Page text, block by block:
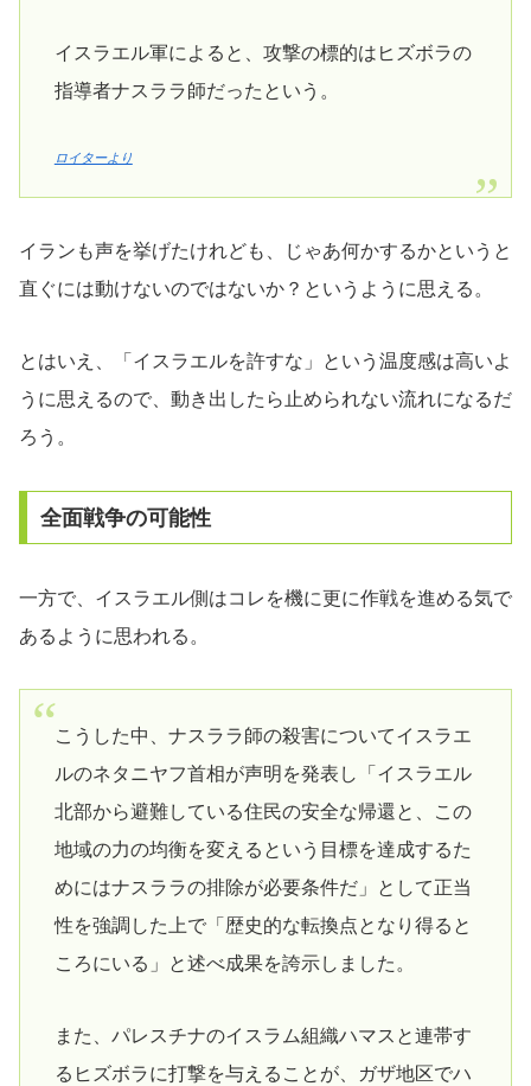
イスラエル軍によると、攻撃の標的はヒズボラの
指導者ナスララ師だったという。
ロイターより
イランも声を挙げたけれども、じゃあ何かするかというと
直ぐには動けないのではないか？というように思える。
とはいえ、「イスラエルを許すな」という温度感は高いよ
うに思えるので、動き出したら止められない流れになるだ
ろう。
全面戦争の可能性
一方で、イスラエル側はコレを機に更に作戦を進める気で
あるように思われる。
こうした中、ナスララ師の殺害についてイスラエ
ルのネタニヤフ首相が声明を発表し「イスラエル
北部から避難している住民の安全な帰還と、この
地域の力の均衡を変えるという目標を達成するた
めにはナスララの排除が必要条件だ」として正当
性を強調した上で「歴史的な転換点となり得ると
ころにいる」と述べ成果を誇示しました。
また、パレスチナのイスラム組織ハマスと連帯す
るヒズボラに打撃を与えることが、ガザ地区でハ